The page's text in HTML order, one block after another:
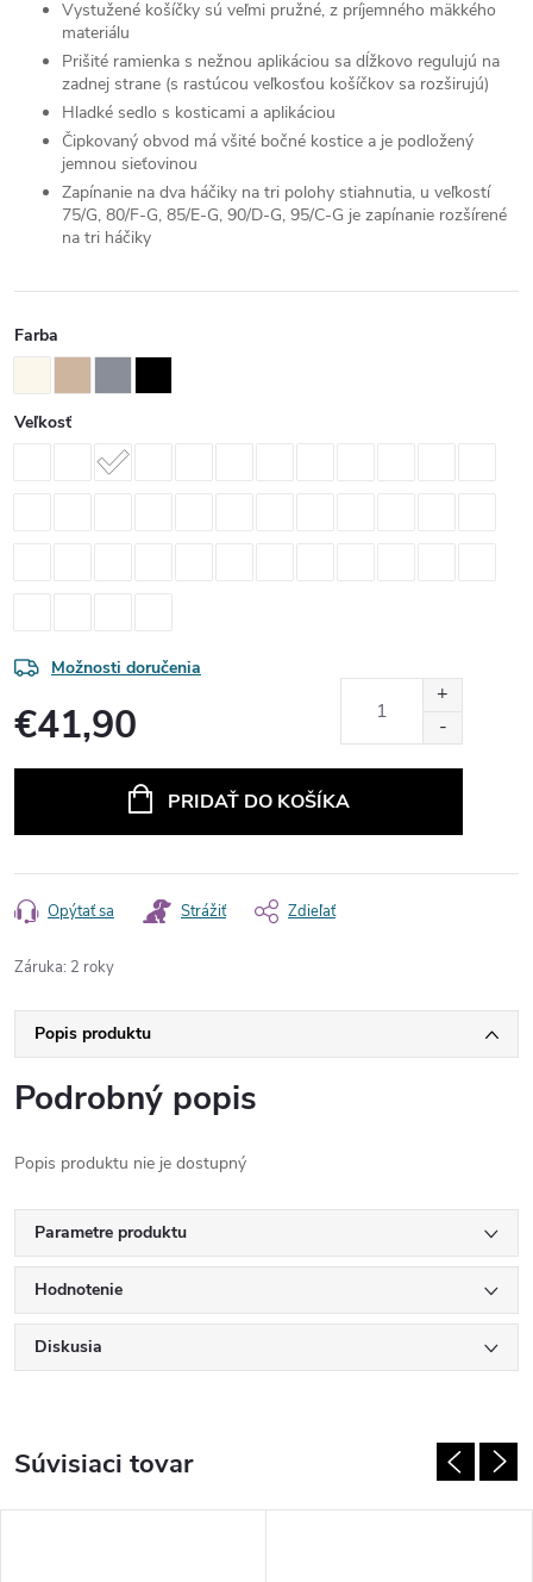
Vystužené košíčky sú veľmi pružné, z príjemného mäkkého
materiálu
Prišité ramienka s nežnou aplikáciou sa dĺžkovo regulujú na
zadnej strane (s rastúcou veľkosťou košíčkov sa rozširujú)
Hladké sedlo s kosticami a aplikáciou
Čipkovaný obvod má všité bočné kostice a je podložený
jemnou sieťovinou
Zapínanie na dva háčiky na tri polohy stiahnutia, u veľkostí
75/G, 80/F-G, 85/E-G, 90/D-G, 95/C-G je zapínanie rozšírené
na tri háčiky
Farba
Veľkosť
Možnosti doručenia
€41,90
PRIDAŤ DO KOŠÍKA
Opýtať sa Strážiť Zdieľať
Záruka: 2 roky
Popis produktu
Podrobný popis
Popis produktu nie je dostupný
Parametre produktu
Hodnotenie
Diskusia
Súvisiaci tovar